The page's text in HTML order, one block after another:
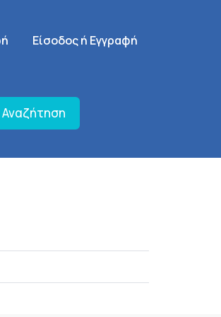
SignUp Menu
Είσοδος ή Εγγραφή
Αναζήτηση